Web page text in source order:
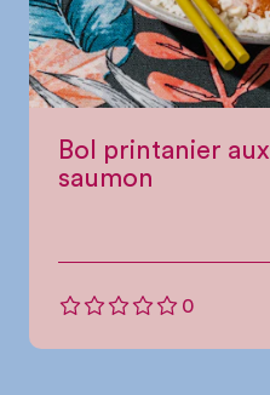
Bol printanier
saumon
0